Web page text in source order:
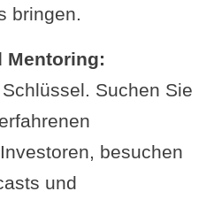
bringen.
Mentoring:
Suchen Sie
besuchen
und